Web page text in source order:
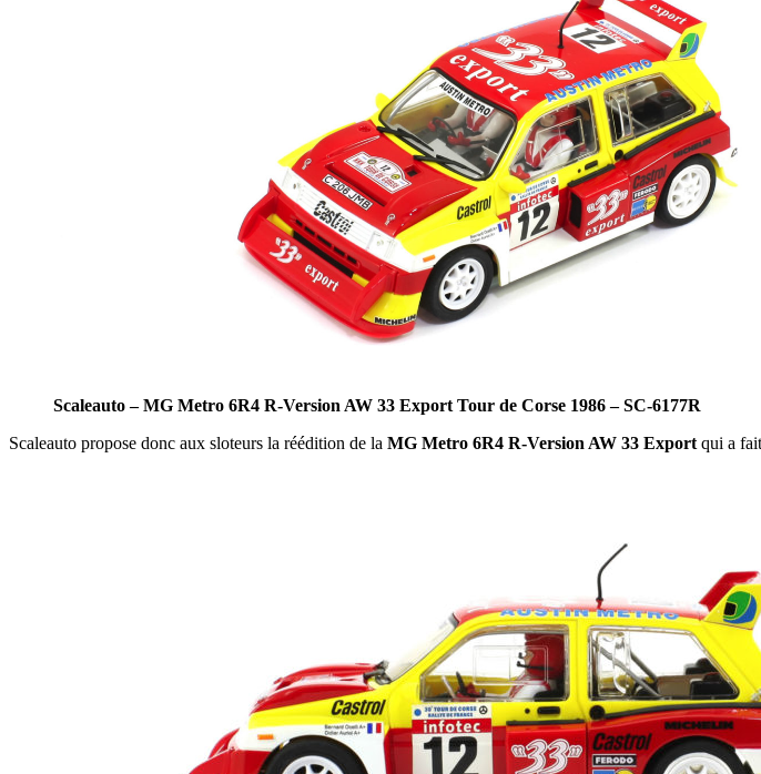
Scaleauto – MG Metro 6R4 R-Version AW 33 Export Tour de Corse 1986 – SC-6177R
Scaleauto propose donc aux sloteurs la réédition de la MG Metro 6R4 R-Version AW 33 Export qui a